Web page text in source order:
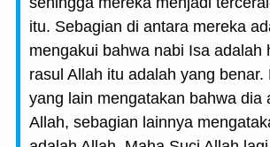
itu. Sebagian di antara mereka
mengakui bahwa nabi Isa adalah
rasul Allah itu adalah yang benar.
yang lain mengatakan bahwa dia
Allah, sebagian lainnya